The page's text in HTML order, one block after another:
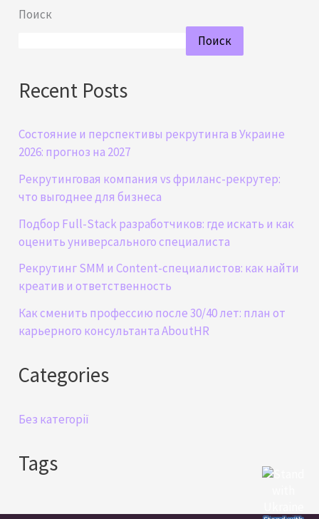
Поиск
Поиск
Recent Posts
Состояние и перспективы рекрутинга в Украине
2026: прогноз на 2027
Рекрутинговая компания vs фриланс-рекрутер:
что выгоднее для бизнеса
Подбор Full-Stack разработчиков: где искать и как
оценить универсального специалиста
Рекрутинг SMM и Content-специалистов: как найти
креатив и ответственность
Как сменить профессию после 30/40 лет: план от
карьерного консультанта AboutHR
Categories
Без категорії
Tags